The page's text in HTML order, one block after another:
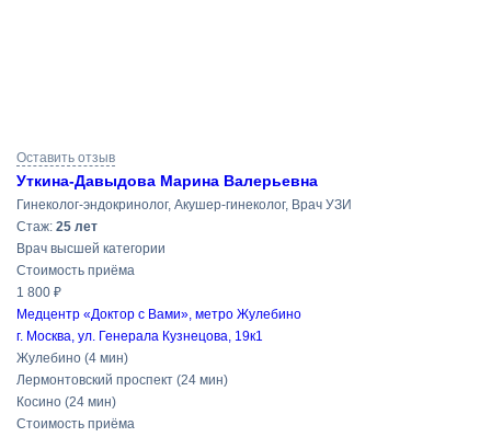
поиска
Оставить отзыв
Уткина-Давыдова Марина Валерьевна
Гинеколог-эндокринолог, Акушер-гинеколог, Врач УЗИ
Cтаж: 25 лет
Врач высшей категории
Стоимость приёма
1 800 ₽
Медцентр «Доктор с Вами», метро Жулебино
г. Москва, ул. Генерала Кузнецова, 19к1
Жулебино (4 мин)
Лермонтовский проспект (24 мин)
Косино (24 мин)
Стоимость приёма